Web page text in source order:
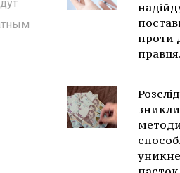
проти
правця.